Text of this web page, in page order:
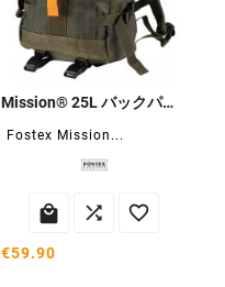
Mission® 25L バックパック
Fostex Mission...
  
€59.90